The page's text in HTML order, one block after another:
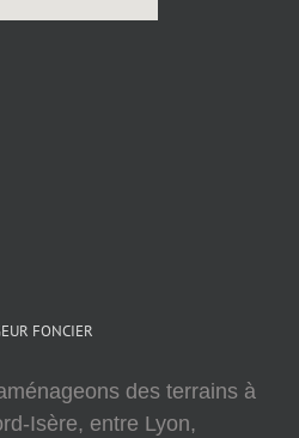
FONCIER
des terrains à
Isère, entre Lyon,